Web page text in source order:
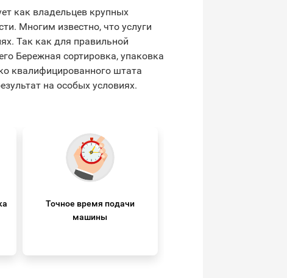
как владельцев крупных
Многим известно, что услуги
Так как для правильной
Бережная сортировка, упаковка
квалифицированного штата
на особых условиях.
Точное время подачи
машины